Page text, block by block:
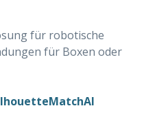
für robotische
für Boxen oder